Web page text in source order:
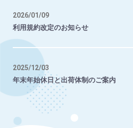
2026/01/09
利用規約改定のお知らせ
2025/12/03
年末年始休日と出荷体制のご案内